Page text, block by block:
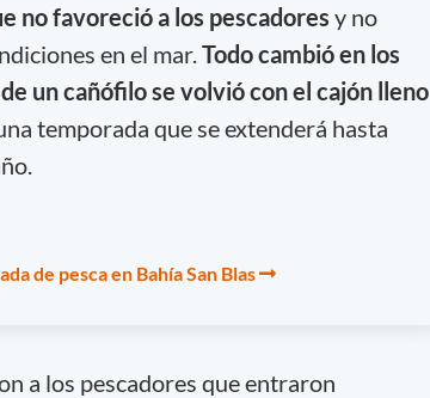
no favoreció a los pescadores y no
en el mar. Todo cambió en los
un cañófilo se volvió con el cajón lleno
temporada que se extenderá hasta
de pesca en Bahía San Blas
a los pescadores que entraron